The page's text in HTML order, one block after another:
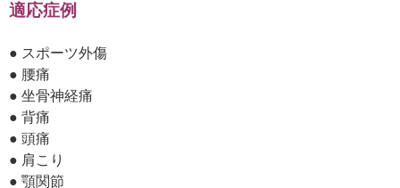
適応症例
● スポーツ外傷
● 腰痛
● 坐骨神経痛
● 背痛
● 頭痛
● 肩こり
● 顎関節